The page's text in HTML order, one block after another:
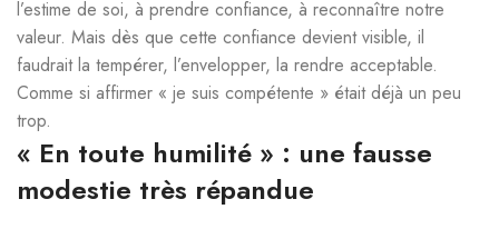
l’estime de soi, à prendre confiance, à reconnaître notre
valeur. Mais dès que cette confiance devient visible, il
faudrait la tempérer, l’envelopper, la rendre acceptable.
Comme si affirmer « je suis compétente » était déjà un peu
trop.
« En toute humilité » : une fausse
modestie très répandue